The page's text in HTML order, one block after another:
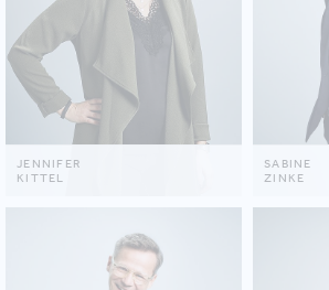
JENNIFER
KITTEL
SABINE
ZINKE